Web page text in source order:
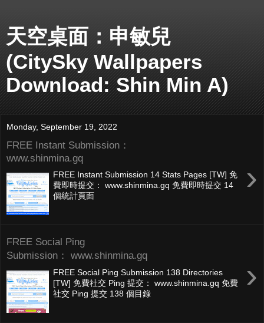
天空桌面：申敏兒
(CitySky Wallpapers
Download: Shin Min A)
Monday, September 19, 2022
FREE Instant Submission：
www.shinmina.gq
›
FREE Instant Submission 14 Stats Pages [TW] 免
費即時提交： www.shinmina.gq 免費即時提交 14
個統計頁面
FREE Social Ping
Submission： www.shinmina.gq
›
FREE Social Ping Submission 138 Directories
[TW] 免費社交 Ping 提交： www.shinmina.gq 免費
社交 Ping 提交 138 個目錄